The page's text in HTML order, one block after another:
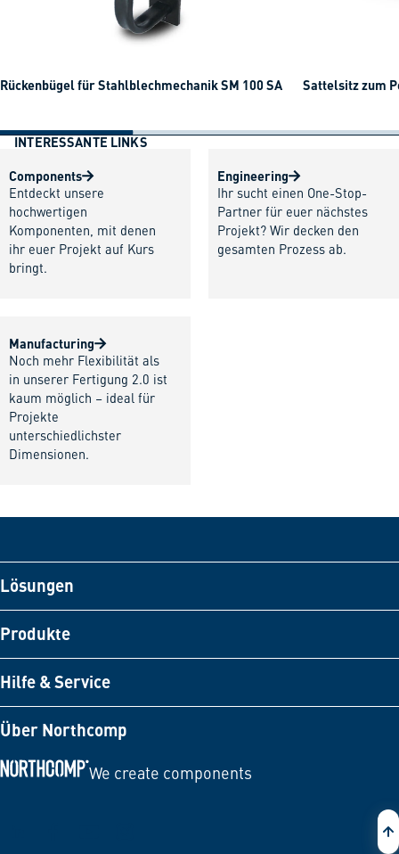
Rückenbügel für Stahlblechmechanik SM 100 SA Sattelsitz zum
INTERESSANTE LINKS
Components
Entdeckt unsere
hochwertigen
Komponenten, mit denen
ihr euer Projekt auf Kurs
bringt.
Engineering
Ihr sucht einen One-Stop-
Partner für euer nächstes
Projekt? Wir decken den
gesamten Prozess ab.
Manufacturing
Noch mehr Flexibilität als
in unserer Fertigung 2.0 ist
kaum möglich – ideal für
Projekte
unterschiedlichster
Dimensionen.
Lösungen
Produkte
Hilfe & Service
Über Northcomp
We create components